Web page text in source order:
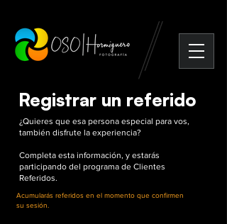
Registrar un referido
¿Quieres que esa persona especial para vos,
también disfrute la experiencia?​
Completa esta información, y estarás
participando del programa de Clientes
Referidos.
Acumularás referidos en el momento que confirmen
su sesión.